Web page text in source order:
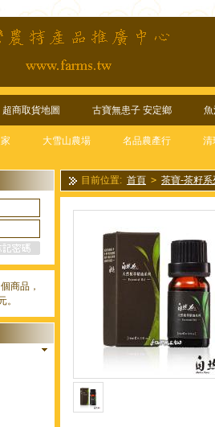
超商取貨地圖 古寶無患子 安定鄉
大雪山農場 名品農產行 清
商品，
。
目前位置: 首頁 > 茶寶-茶籽系